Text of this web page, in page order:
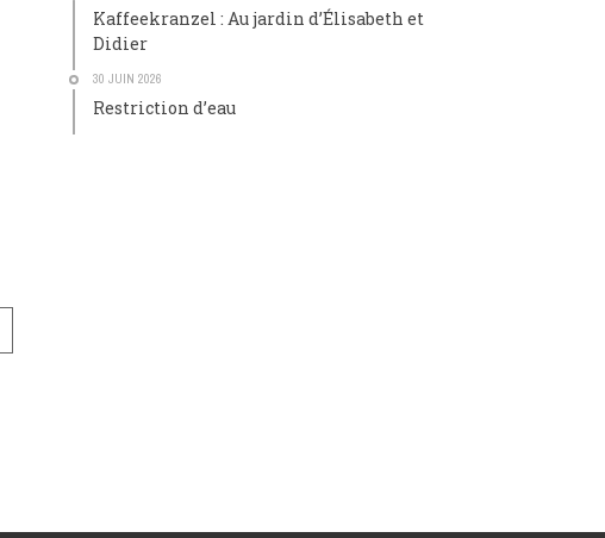
Kaffeekranzel : Au jardin d’Élisabeth et
Didier
30 JUIN 2026
Restriction d’eau